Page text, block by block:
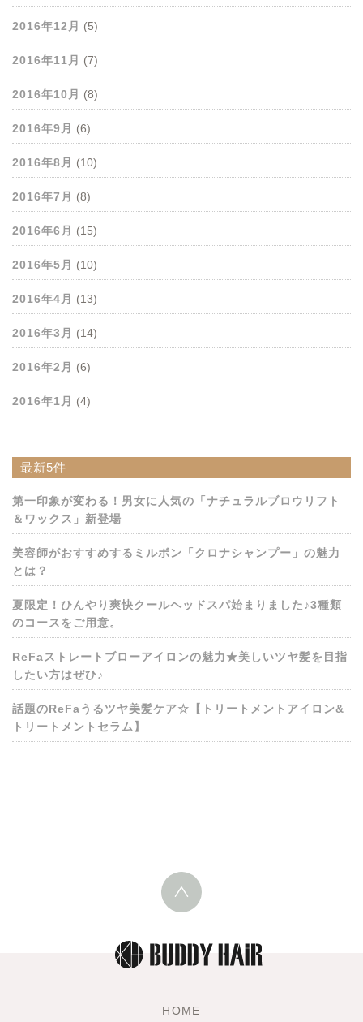
2016年12月 (5)
2016年11月 (7)
2016年10月 (8)
2016年9月 (6)
2016年8月 (10)
2016年7月 (8)
2016年6月 (15)
2016年5月 (10)
2016年4月 (13)
2016年3月 (14)
2016年2月 (6)
2016年1月 (4)
最新5件
第一印象が変わる！男女に人気の「ナチュラルブロウリフト
＆ワックス」新登場
美容師がおすすめするミルボン「クロナシャンプー」の魅力
とは？
夏限定！ひんやり爽快クールヘッドスパ始まりました♪3種類
のコースをご用意。
ReFaストレートブローアイロンの魅力★美しいツヤ髪を目指
したい方はぜひ♪
話題のReFaうるツヤ美髪ケア☆【トリートメントアイロン&
トリートメントセラム】
HOME